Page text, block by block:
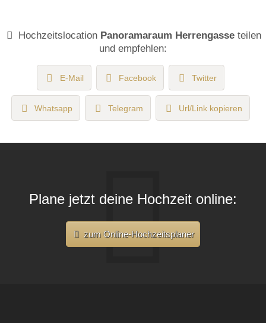
Hochzeitslocation Panoramaraum Herrengasse teilen
und empfehlen:
E-Mail Facebook Twitter
Whatsapp Telegram Url/Link kopieren
Plane jetzt deine Hochzeit online:
zum Online-Hochzeitsplaner